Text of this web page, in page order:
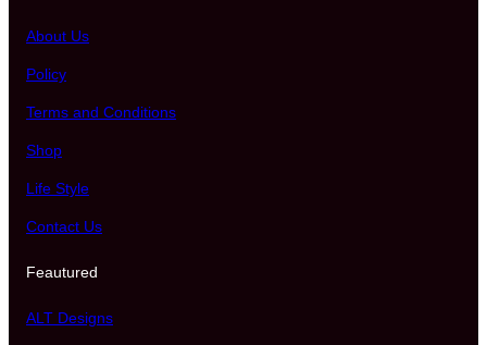
About Us
Policy
Terms and Conditions
Shop
Life Style
Contact Us
Feautured
ALT Designs